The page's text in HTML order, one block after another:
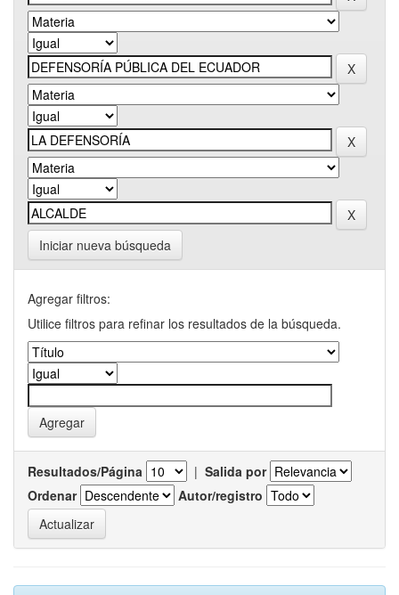
Iniciar nueva búsqueda
Agregar filtros:
Utilice filtros para refinar los resultados de la búsqueda.
Resultados/Página | Salida por
Ordenar
Autor/registro